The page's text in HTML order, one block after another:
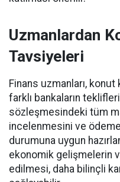
Uzmanlardan
Tavsiyeleri
Finans uzmanları,
farklı bankaların
sözleşmesindeki tüm
incelenmesini ve
durumuna uygun
ekonomik gelişmelerin
edilmesi, daha bilinçli